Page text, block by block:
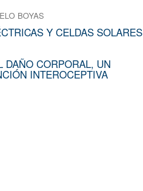
BOYAS
Y CELDAS SOLARES
DAÑO CORPORAL, UN
INTEROCEPTIVA